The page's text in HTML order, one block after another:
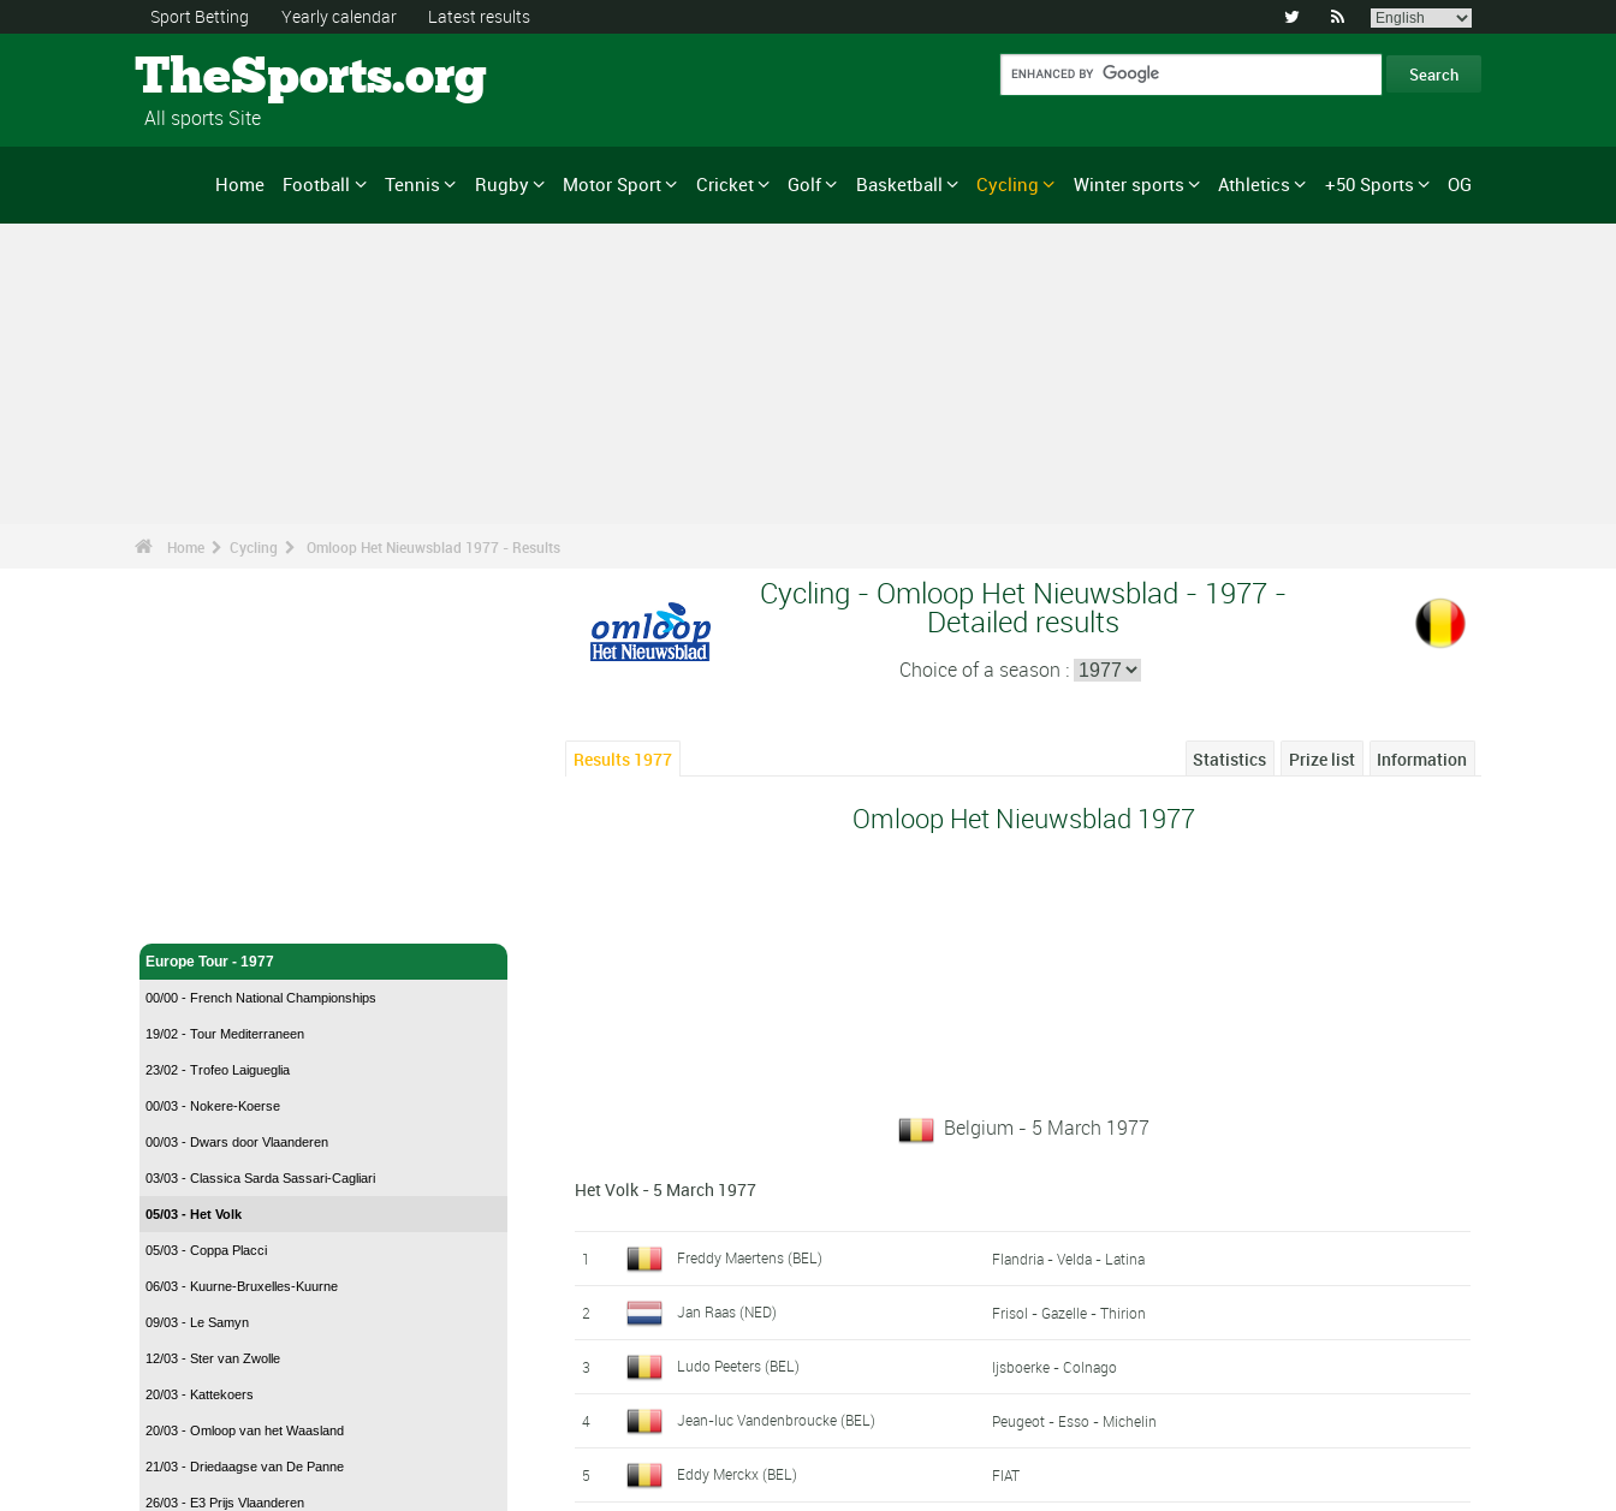
Sport Betting Yearly calendar Latest results  
TheSports.org
All sports Site
Home Football Tennis Rugby Motor Sport Cricket Golf Basketball Cycling Winter sports Athletics +50 Sports OG
Home Cycling Omloop Het Nieuwsblad 1977 - Results
Europe Tour - 1977
00/00 - French National Championships
19/02 - Tour Mediterraneen
23/02 - Trofeo Laigueglia
00/03 - Nokere-Koerse
00/03 - Dwars door Vlaanderen
03/03 - Classica Sarda Sassari-Cagliari
05/03 - Het Volk
05/03 - Coppa Placci
06/03 - Kuurne-Bruxelles-Kuurne
09/03 - Le Samyn
12/03 - Ster van Zwolle
20/03 - Kattekoers
20/03 - Omloop van het Waasland
21/03 - Driedaagse van De Panne
26/03 - E3 Prijs Vlaanderen
Cycling - Omloop Het Nieuwsblad - 1977 -
Detailed results
Choice of a season :
Results 1977 Information
Prize list
Statistics
Omloop Het Nieuwsblad 1977
Belgium - 5 March 1977
Het Volk - 5 March 1977
1 Freddy Maertens (BEL) Flandria - Velda - Latina
2 Jan Raas (NED) Frisol - Gazelle - Thirion
3 Ludo Peeters (BEL) Ijsboerke - Colnago
4 Jean-luc Vandenbroucke (BEL) Peugeot - Esso - Michelin
5 Eddy Merckx (BEL) FIAT